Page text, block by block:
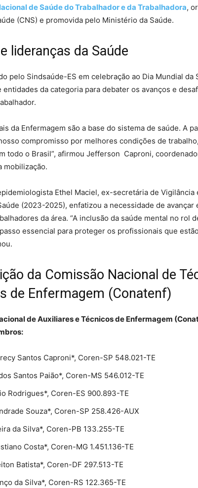
de Saúde do Trabalhador e da Trabalhadora,
(CNS) e promovida pelo Ministério da Saúde.
lideranças da Saúde
pelo Sindsaúde-ES em celebração ao Dia Mundial da
entidades da categoria para debater os avanços e
da Enfermagem são a base do sistema de saúde. A
compromisso por melhores condições de
todo o Brasil”, afirmou Jefferson Caproni,
mobilização.
Ethel Maciel, ex-secretária de Vigilância
(2023-2025), enfatizou a necessidade de avançar
da área. “A inclusão da saúde mental no rol
essencial para proteger os profissionais que
da Comissão Nacional de
de Enfermagem (Conatenf)
de Auxiliares e Técnicos de Enfermagem
Santos Caproni*, Coren-SP 548.021-TE
Santos Paião*, Coren-MS 546.012-TE
Rodrigues*, Coren-ES 900.893-TE
Souza*, Coren-SP 258.426-AUX
da Silva*, Coren-PB 133.255-TE
Costa*, Coren-MG 1.451.136-TE
Batista*, Coren-DF 297.513-TE
da Silva*, Coren-RS 122.365-TE